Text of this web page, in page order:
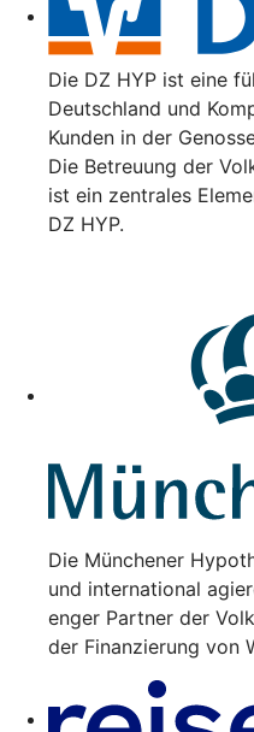
Die DZ HYP ist eine
Deutschland und
Kunden in der
Die Betreuung der
ist ein zentrales
DZ HYP.
Die Münchener
und international
enger Partner der
der Finanzierung von